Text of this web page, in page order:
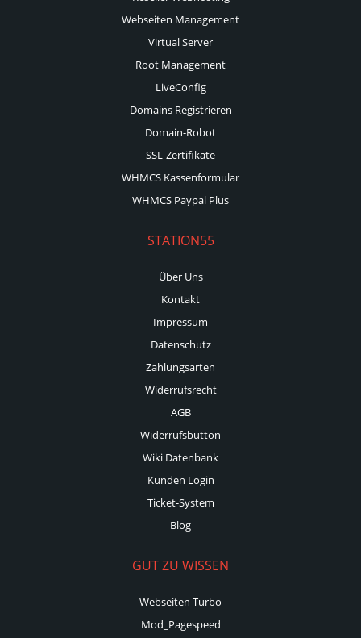
Webseiten Management
Virtual Server
Root Management
LiveConfig
Domains Registrieren
Domain-Robot
SSL-Zertifikate
WHMCS Kassenformular
WHMCS Paypal Plus
STATION55
Über Uns
Kontakt
Impressum
Datenschutz
Zahlungsarten
Widerrufsrecht
AGB
Widerrufsbutton
Wiki Datenbank
Kunden Login
Ticket-System
Blog
GUT ZU WISSEN
Webseiten Turbo
Mod_Pagespeed